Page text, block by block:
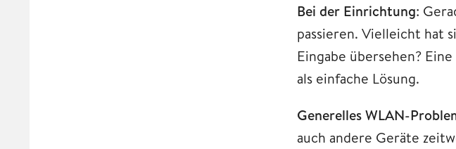
Bei der Einrichtung:
passieren. Vielleicht hat
Eingabe übersehen?
als einfache Lösung.
Generelles WLAN-
auch andere Geräte